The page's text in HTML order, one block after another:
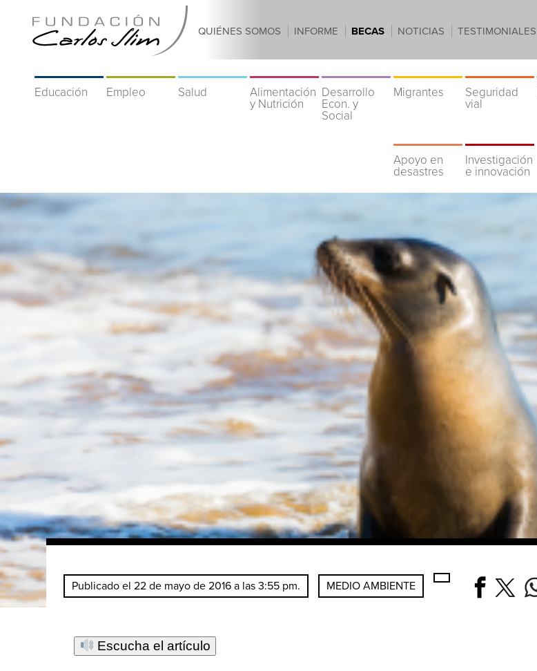
QUIÉNES SOMOS INFORME BECAS NOTICIAS TESTIMONIALES
Educación Empleo Salud
Alimentación
y Nutrición
Desarrollo
Econ. y
Social
Migrantes
Seguridad
vial
Apoyo en
desastres
Investigación
e innovación
Publicado el 22 de mayo de 2016 a las 3:55 pm. MEDIO AMBIENTE
Escucha el artículo